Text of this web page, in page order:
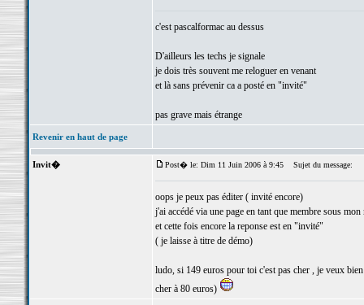
c'est pascalformac au dessus
D'ailleurs les techs je signale
je dois très souvent me reloguer en venant
et là sans prévenir ca a posté en "invité"
pas grave mais étrange
Revenir en haut de page
Invit� Post� le: Dim 11 Juin 2006 à 9:45 Sujet du message:
oops je peux pas éditer ( invité encore)
j'ai accédé via une page en tant que membre sous
et cette fois encore la reponse est en "invité"
( je laisse à titre de démo)
ludo, si 149 euros pour toi c'est pas cher , je veux
cher à 80 euros)